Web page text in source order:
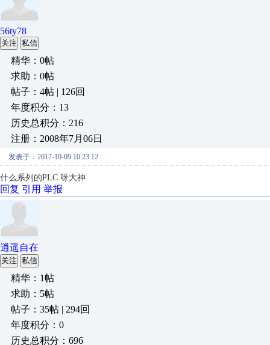
56ty78
关注 私信
精华：0帖
求助：0帖
帖子：4帖 | 126回
年度积分：13
历史总积分：216
注册：2008年7月06日
发表于：2017-10-09 10:23:12
什么系列的PLC 呀大神
回复 引用 举报
逍遥自在
关注 私信
精华：1帖
求助：5帖
帖子：35帖 | 294回
年度积分：0
历史总积分：696